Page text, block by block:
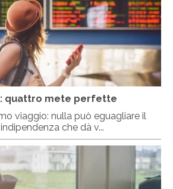
quattro mete perfette
viaggio: nulla può eguagliare il
che dà v...